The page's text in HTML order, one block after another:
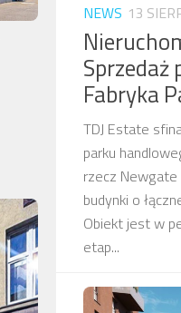
NEWS 13
Sprzedaż
Fabryka
TDJ Estate
parku
rzecz
budynki o
Obiekt jest w
etap...